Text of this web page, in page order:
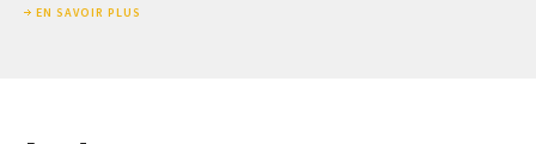
EN SAVOIR PLUS